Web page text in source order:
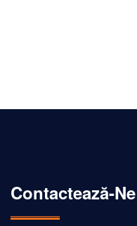
Contactează-Ne